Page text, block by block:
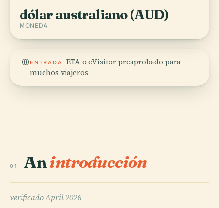
dólar australiano (AUD)
MONEDA
ENTRADA
ETA o eVisitor preaprobado para
muchos viajeros
01 Anintroducción
verificadoApril 2026